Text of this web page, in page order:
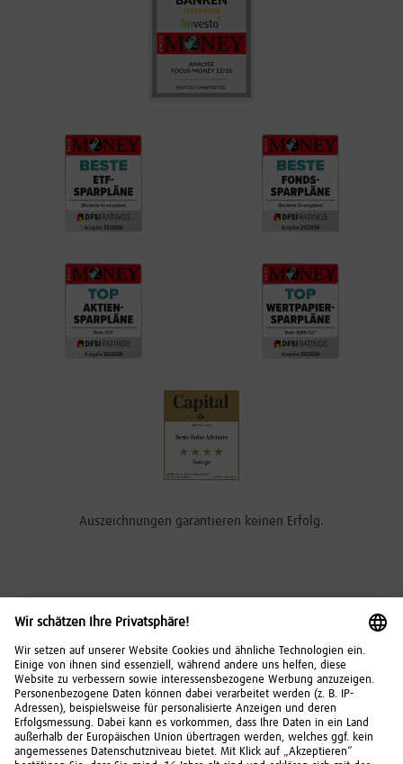
Auszeichnungen garantieren keinen Erfolg.
Risikohinweise
Investitionen in Wertpapiere, Tages- und Festgeld
unterliegen bestimmten Risiken. Diese können
kumuliert oder einzeln auftreten. DieChancen und
Risikenim Überblick.